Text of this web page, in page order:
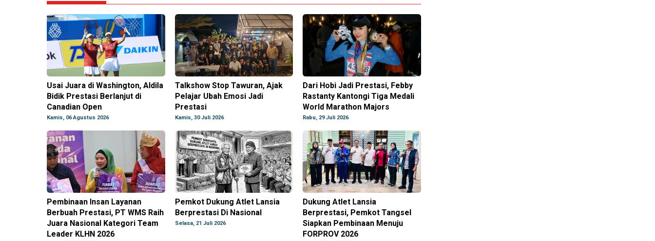
Usai Juara di Washington, Aldila
Bidik Prestasi Berlanjut di
Canadian Open
Kamis, 06 Agustus 2026
Talkshow Stop Tawuran, Ajak
Pelajar Ubah Emosi Jadi
Prestasi
Kamis, 30 Juli 2026
Dari Hobi Jadi Prestasi, Febby
Rastanty Kantongi Tiga Medali
World Marathon Majors
Rabu, 29 Juli 2026
Pembinaan Insan Layanan
Berbuah Prestasi, PT WMS Raih
Juara Nasional Kategori Team
Leader KLHN 2026
Pemkot Dukung Atlet Lansia
Berprestasi Di Nasional
Selasa, 21 Juli 2026
Dukung Atlet Lansia
Berprestasi, Pemkot Tangsel
Siapkan Pembinaan Menuju
FORPROV 2026